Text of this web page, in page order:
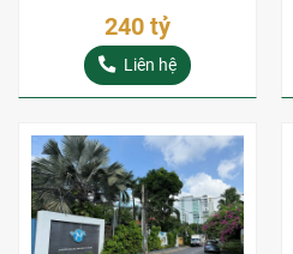
Mặt Tiền 508m2 Sổ Hồng
Riêng
240 tỷ
Liên hệ